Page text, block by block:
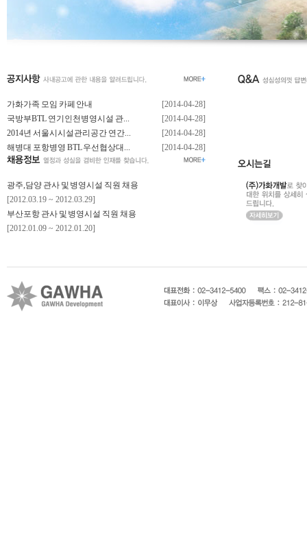
가화가족 모임 카페 안내
[2014-04-28]
국방부BTL 연기인천병영시설 관...
[2014-04-28]
2014년 서울시시설관리공간 연간...
[2014-04-28]
해병대 포항병영 BTL 우선협상대...
[2014-04-28]
광주,담양 관사 및 병영시설 직원 채용
[2012.03.19 ~ 2012.03.29]
부산포항 관사 및 병영시설 직원 채용
[2012.01.09 ~ 2012.01.20]